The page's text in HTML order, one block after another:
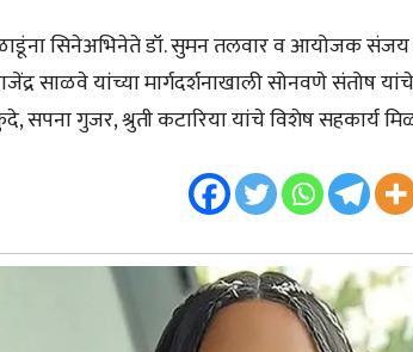
सिनेअभिनेते डॉ. सुमन तलवार व आयोजक संजय
साळवे यांच्या मार्गदर्शनाखाली सोनवणे संतोष
सपना गुजर, श्रुती कटारिया यांचे विशेष सहकार्य